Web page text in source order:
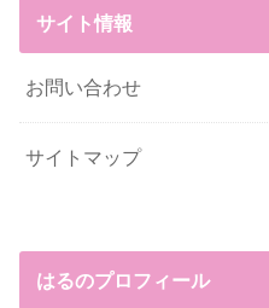
サイト情報
お問い合わせ
サイトマップ
はるのプロフィール